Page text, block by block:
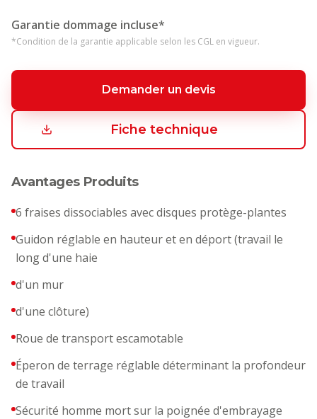
Garantie dommage incluse*
*Condition de la garantie applicable selon les CGL en vigueur.
Demander un devis
Fiche technique
Avantages Produits
6 fraises dissociables avec disques protège-plantes
Guidon réglable en hauteur et en déport (travail le
long d'une haie
d'un mur
d'une clôture)
Roue de transport escamotable
Éperon de terrage réglable déterminant la profondeur
de travail
Sécurité homme mort sur la poignée d'embrayage